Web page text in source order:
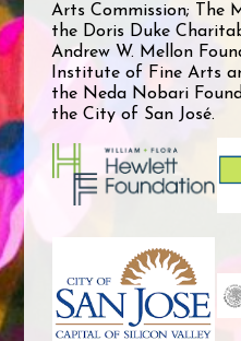
Arts Commission; The
the Doris Duke
Andrew W. Mellon
Institute of Fine Arts
the Neda Nobari
the City of San José.